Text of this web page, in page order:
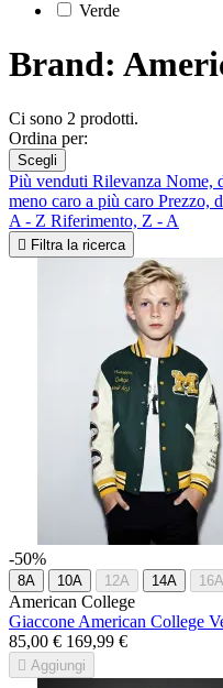
Verde
Brand:
Ci sono 2 prodotti.
Ordina per:
Scegli
Più venduti Rilevanza Nome,
meno caro a più caro Prezzo,
A - Z Riferimento, Z - A
 Filtra la ricerca
-50%
8A 10A 12A 14A 16A
American College
Giaccone American College
85,00 € 169,99 €
 Aggiungi